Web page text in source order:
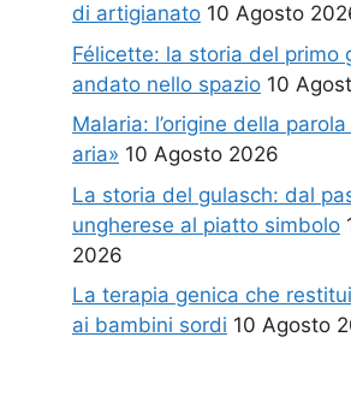
di artigianato 10 Agosto
Félicette: la storia del primo
andato nello spazio 10
Malaria: l’origine della
aria» 10 Agosto 2026
La storia del gulasch: dal
ungherese al piatto simbolo
2026
La terapia genica che
ai bambini sordi 10 Agosto